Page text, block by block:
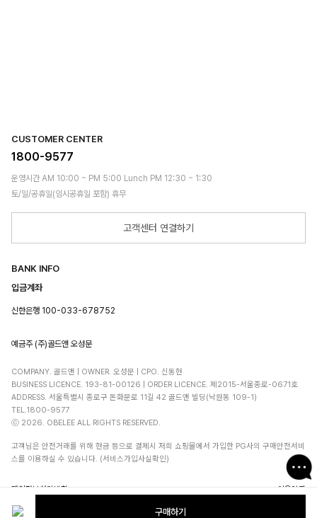
구매하기
CUSTOMER CENTER
1800-9577
운영시간 AM 10:00 ~ PM 5:00 Lunch PM 12:30 ~ 1:30
토/일/공휴일(임시공휴일 포함) 휴무
고객센터 연결하기
BANK INFO
입금계좌
신한은행 100-033-678752
예금주 (주)골드앤 오성문
COMPANY. 골드앤 | OWNER. 오성문 | CPO. 신동현
BUSINESS LICENCE. 193-81-00126 | ORDER LICENCE. 제2015-서울종로-0671호
ADDRESS. 서울특별시 종로구 돈화문로 11길 42 골드앤 빌딩(낙원동 109-1)
TEL.1800-9577
ⓒ 2026. OBELEE ALL RIGHTS RESERVED.
고객님은 안전거래를 위해 현금 등으로 결제시 저희 쇼핑몰에서 가입한 PG사의 구매안전서비
스를 이용하실 수 있습니다. (서비스가입사실확인)
개인정보처리방침 이용약관